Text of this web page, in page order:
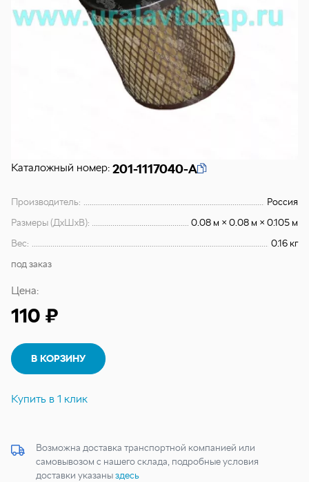
Каталожный номер: 201-1117040-А
Производитель:
Россия
Размеры (ДхШхВ):
0.08 м × 0.08 м × 0.105 м
Вес:
0.16 кг
под заказ
Цена:
110 ₽
В КОРЗИНУ
Купить в 1 клик
Возможна доставка транспортной компанией или
самовывозом с нашего склада, подробные условия
доставки указаныздесь